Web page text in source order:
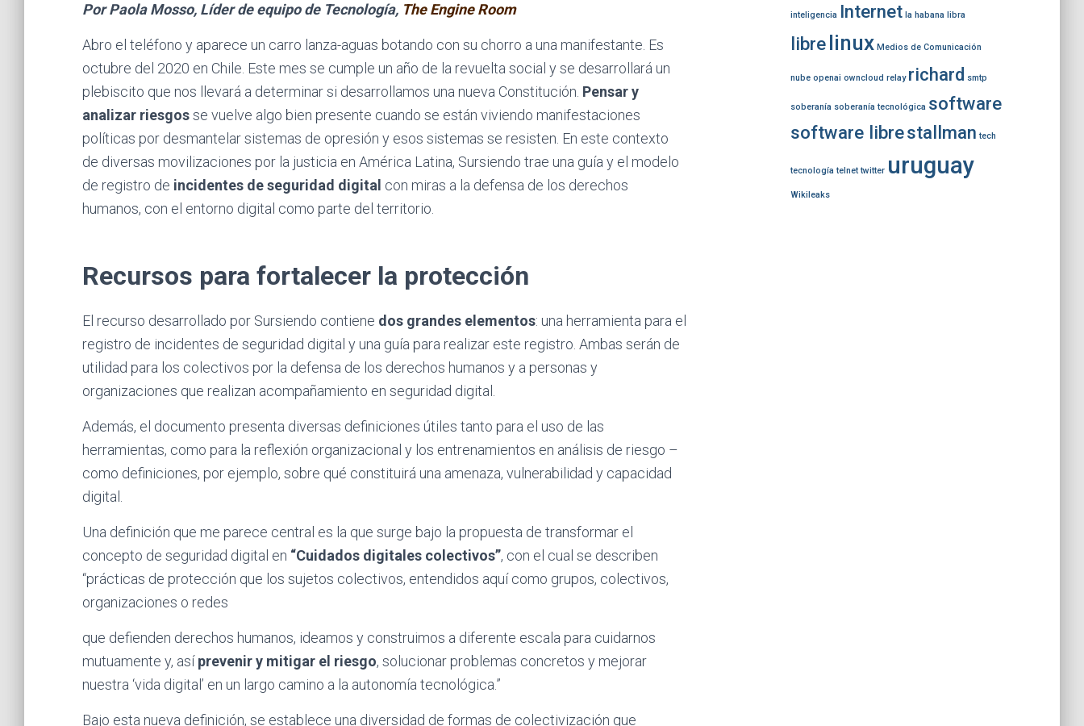
Por Paola Mosso, Líder de equipo de Tecnología, The Engine Room
Abro el teléfono y aparece un carro lanza-aguas botando con su chorro a una manifestante. Es
octubre del 2020 en Chile. Este mes se cumple un año de la revuelta social y se desarrollará un
plebiscito que nos llevará a determinar si desarrollamos una nueva Constitución. Pensar y
analizar riesgosse vuelve algo bien presente cuando se están viviendo manifestaciones
políticas por desmantelar sistemas de opresión y esos sistemas se resisten. En este contexto
de diversas movilizaciones por la justicia en América Latina, Sursiendo trae una guía y el modelo
de registro de incidentes de seguridad digital con miras a la defensa de los derechos
humanos, con el entorno digital como parte del territorio.
Recursos para fortalecer la protección
El recurso desarrollado por Sursiendo contiene dos grandes elementos: una herramienta para el
registro de incidentes de seguridad digital y una guía para realizar este registro. Ambas serán de
utilidad para los colectivos por la defensa de los derechos humanos y a personas y
organizaciones que realizan acompañamiento en seguridad digital.
Además, el documento presenta diversas definiciones útiles tanto para el uso de las
herramientas, como para la reflexión organizacional y los entrenamientos en análisis de riesgo –
como definiciones, por ejemplo, sobre qué constituirá una amenaza, vulnerabilidad y capacidad
digital.
Una definición que me parece central es la que surge bajo la propuesta de transformar el
concepto de seguridad digital en “Cuidados digitales colectivos”, con el cual se describen
“prácticas de protección que los sujetos colectivos, entendidos aquí como grupos, colectivos,
organizaciones o redes
que defienden derechos humanos, ideamos y construimos a diferente escala para cuidarnos
mutuamente y, asíprevenir y mitigar el riesgo, solucionar problemas concretos y mejorar
nuestra ‘vida digital’ en un largo camino a la autonomía tecnológica.”
Bajo esta nueva definición, se establece una diversidad de formas de colectivización que
inteligencia Internet la habana libra
libre linux Medios de Comunicación
nube openai owncloud relay richard smtp
soberanía soberanía tecnológica software
software librestallman tech
tecnología telnet twitter uruguay
Wikileaks